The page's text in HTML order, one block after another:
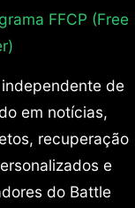
FFCP (Free
de
em notícias,
recuperação
e
do Battle